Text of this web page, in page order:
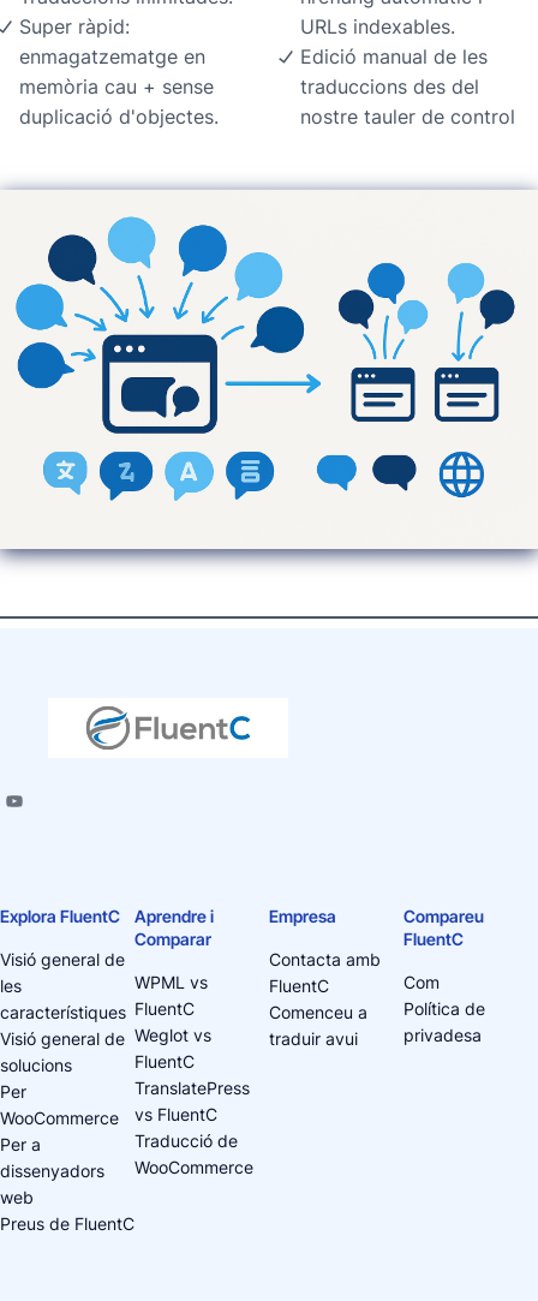
Super ràpid:
enmagatzematge en
memòria cau + sense
duplicació d'objectes.
URLs indexables.
Edició manual de les
traduccions des del
nostre tauler de control
Explora FluentC
Visió general de
les
característiques
Visió general de
solucions
Per
WooCommerce
Per a
dissenyadors
web
Preus de FluentC
Aprendre i
Comparar
WPML vs
FluentC
Weglot vs
FluentC
TranslatePress
vs FluentC
Traducció de
WooCommerce
Empresa
Contacta amb
FluentC
Comenceu a
traduir avui
Compareu
FluentC
Com
Política de
privadesa